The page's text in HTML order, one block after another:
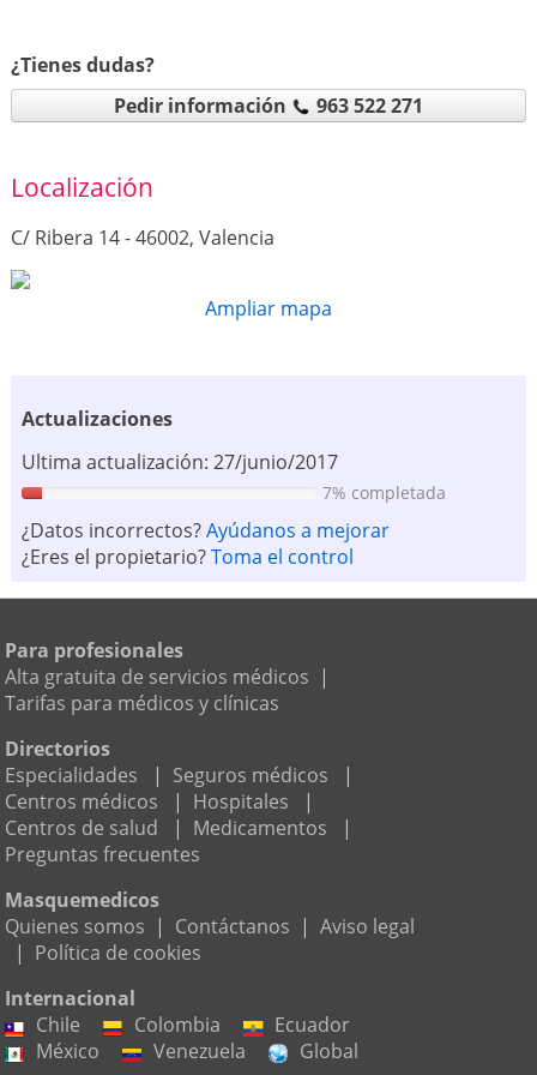
¿Tienes dudas?
Pedir información
963 522 271
Localización
C/ Ribera 14 - 46002, Valencia
Ampliar mapa
Actualizaciones
Ultima actualización: 27/junio/2017
7% completada
¿Datos incorrectos?Ayúdanos a mejorar
¿Eres el propietario?Toma el control
Para profesionales
Alta gratuita de servicios médicos |
Tarifas para médicos y clínicas
Directorios
Especialidades
| Seguros médicos
|
Centros médicos
| Hospitales
|
Centros de salud
| Medicamentos
|
Preguntas frecuentes
Masquemedicos
Quienes somos | Contáctanos | Aviso legal
| Política de cookies
Internacional
Chile
Colombia
Ecuador
México
Venezuela Global